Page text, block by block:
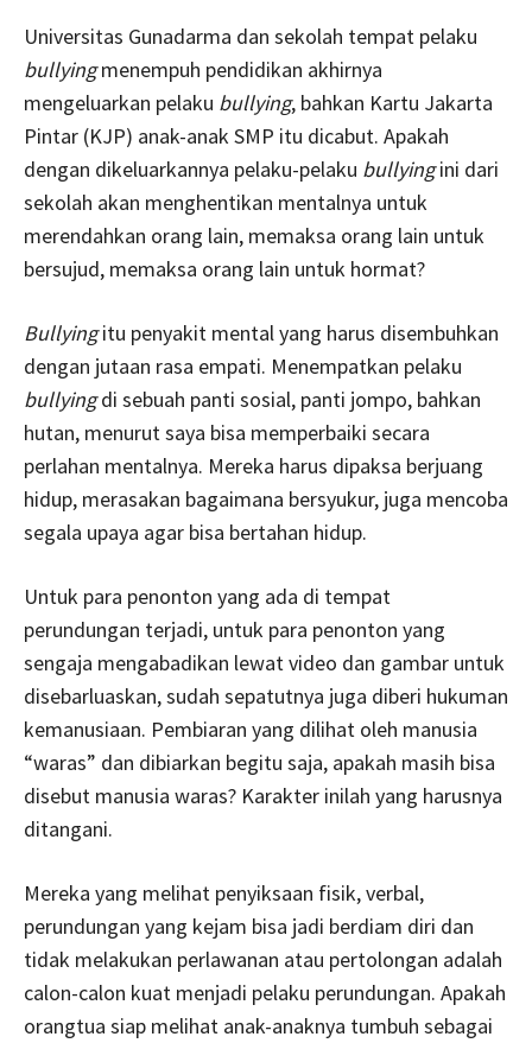
Universitas Gunadarma dan sekolah tempat pelaku
bullyingmenempuh pendidikan akhirnya
mengeluarkan pelaku bullying, bahkan Kartu Jakarta
Pintar (KJP) anak-anak SMP itu dicabut. Apakah
dengan dikeluarkannya pelaku-pelaku bullyingini dari
sekolah akan menghentikan mentalnya untuk
merendahkan orang lain, memaksa orang lain untuk
bersujud, memaksa orang lain untuk hormat?
Bullyingitu penyakit mental yang harus disembuhkan
dengan jutaan rasa empati. Menempatkan pelaku
bullyingdi sebuah panti sosial, panti jompo, bahkan
hutan, menurut saya bisa memperbaiki secara
perlahan mentalnya. Mereka harus dipaksa berjuang
hidup, merasakan bagaimana bersyukur, juga mencoba
segala upaya agar bisa bertahan hidup.
Untuk para penonton yang ada di tempat
perundungan terjadi, untuk para penonton yang
sengaja mengabadikan lewat video dan gambar untuk
disebarluaskan, sudah sepatutnya juga diberi hukuman
kemanusiaan. Pembiaran yang dilihat oleh manusia
“waras” dan dibiarkan begitu saja, apakah masih bisa
disebut manusia waras? Karakter inilah yang harusnya
ditangani.
Mereka yang melihat penyiksaan fisik, verbal,
perundungan yang kejam bisa jadi berdiam diri dan
tidak melakukan perlawanan atau pertolongan adalah
calon-calon kuat menjadi pelaku perundungan. Apakah
orangtua siap melihat anak-anaknya tumbuh sebagai